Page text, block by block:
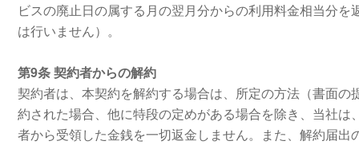
ビスの廃止日の属する月の翌月分からの利用料金相当分
は行いません）。
第9条 契約者からの解約
契約者は、本契約を解約する場合は、所定の方法（書面
約された場合、他に特段の定めがある場合を除き、当社
者から受領した金銭を一切返金しません。また、解約届